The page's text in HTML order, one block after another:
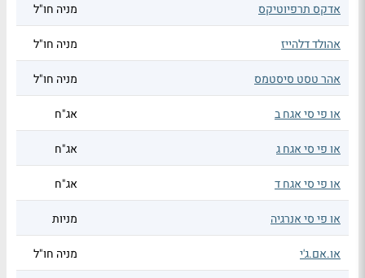
אדקס תרפיוטיקס מניה חו"ל
אהולד דלהייז מניה חו"ל
אהר טסט סיסטמס מניה חו"ל
או פי סי אגח ב אג"ח
או פי סי אגח ג אג"ח
או פי סי אגח ד אג"ח
או פי סי אנרגיה מניות
או.אם.ג'י מניה חו"ל